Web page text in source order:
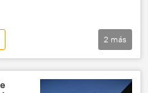
2 más